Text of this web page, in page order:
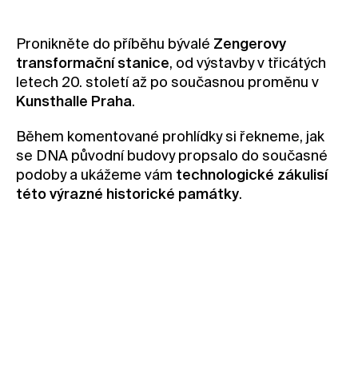
Novinky
Pro média
Pronájem prostor
Pronikněte do příběhu bývalé Zengerovy
transformační stanice, od výstavby v třicátých
letech 20. století až po současnou proměnu v
Kunsthalle Praha.
Během komentované prohlídky si řekneme, jak
se DNA původní budovy propsalo do současné
podoby a ukážeme vám technologické zákulisí
této výrazné historické památky.